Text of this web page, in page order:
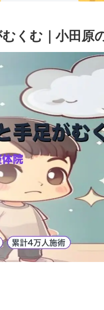
くむ｜小田原